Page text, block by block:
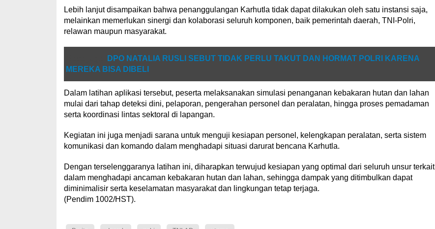
Lebih lanjut disampaikan bahwa penanggulangan Karhutla tidak dapat dilakukan oleh satu instansi saja,
melainkan memerlukan sinergi dan kolaborasi seluruh komponen, baik pemerintah daerah, TNI-Polri,
relawan maupun masyarakat.
DPO NATALIA RUSLI SEBUT TIDAK PERLU TAKUT DAN HORMAT POLRI KARENA
MEREKA BISA DIBELI
Dalam latihan aplikasi tersebut, peserta melaksanakan simulasi penanganan kebakaran hutan dan lahan
mulai dari tahap deteksi dini, pelaporan, pengerahan personel dan peralatan, hingga proses pemadaman
serta koordinasi lintas sektoral di lapangan.
Kegiatan ini juga menjadi sarana untuk menguji kesiapan personel, kelengkapan peralatan, serta sistem
komunikasi dan komando dalam menghadapi situasi darurat bencana Karhutla.
Dengan terselenggaranya latihan ini, diharapkan terwujud kesiapan yang optimal dari seluruh unsur terkait
dalam menghadapi ancaman kebakaran hutan dan lahan, sehingga dampak yang ditimbulkan dapat
diminimalisir serta keselamatan masyarakat dan lingkungan tetap terjaga.
(Pendim 1002/HST).